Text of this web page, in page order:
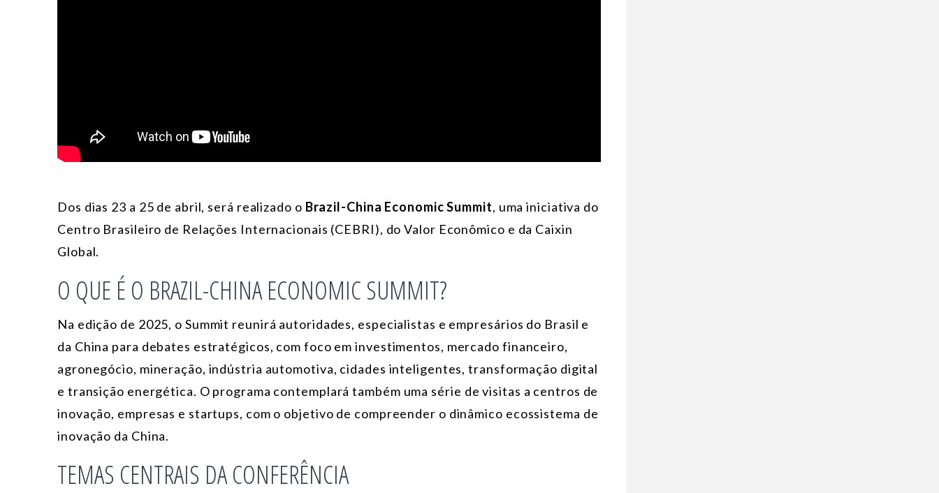
Dos dias 23 a 25 de abril, será realizado o Brazil-China Economic Summit, uma iniciativa do
Centro Brasileiro de Relações Internacionais (CEBRI), do Valor Econômico e da Caixin
Global.
O QUE É O BRAZIL-CHINA ECONOMIC SUMMIT?
Na edição de 2025, o Summit reunirá autoridades, especialistas e empresários do Brasil e
da China para debates estratégicos, com foco em investimentos, mercado financeiro,
agronegócio, mineração, indústria automotiva, cidades inteligentes, transformação digital
e transição energética. O programa contemplará também uma série de visitas a centros de
inovação, empresas e startups, com o objetivo de compreender o dinâmico ecossistema de
inovação da China.
TEMAS CENTRAIS DA CONFERÊNCIA